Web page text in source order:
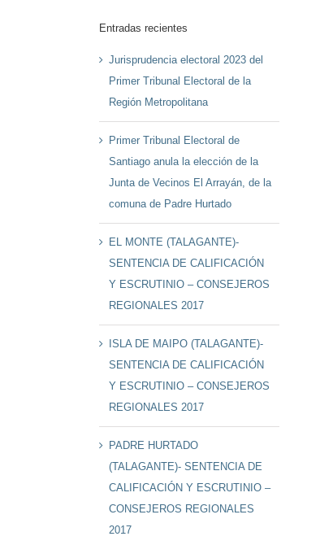
Entradas recientes
Jurisprudencia electoral 2023 del
Primer Tribunal Electoral de la
Región Metropolitana
Primer Tribunal Electoral de
Santiago anula la elección de la
Junta de Vecinos El Arrayán, de la
comuna de Padre Hurtado
EL MONTE (TALAGANTE)-
SENTENCIA DE CALIFICACIÓN
Y ESCRUTINIO – CONSEJEROS
REGIONALES 2017
ISLA DE MAIPO (TALAGANTE)-
SENTENCIA DE CALIFICACIÓN
Y ESCRUTINIO – CONSEJEROS
REGIONALES 2017
PADRE HURTADO
(TALAGANTE)- SENTENCIA DE
CALIFICACIÓN Y ESCRUTINIO –
CONSEJEROS REGIONALES
2017